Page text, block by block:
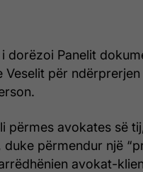
dorëzoi Panelit
Veselit për
përmes avokates së
përmendur një
avokat-